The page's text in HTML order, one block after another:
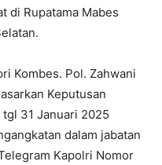
di Rupatama Mabes
Kombes. Pol. Zahwani
Keputusan
31 Januari 2025
dalam jabatan
Kapolri Nomor